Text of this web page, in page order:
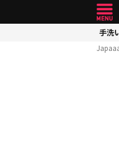
手洗